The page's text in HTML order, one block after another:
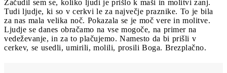
Začudil sem se, koliko ljudi je prišlo k maši in molitvi zanj.
Tudi ljudje, ki so v cerkvi le za največje praznike. To je bila
za nas mala velika noč. Pokazala se je moč vere in molitve.
Ljudje se danes obračamo na vse mogoče, na primer na
vedeževanje, in za to plačujemo. Namesto da bi prišli v
cerkev, se usedli, umirili, molili, prosili Boga. Brezplačno.